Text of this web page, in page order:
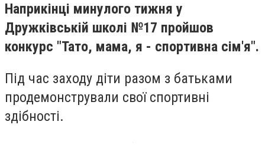
Наприкінці минулого тижня у
Дружківській школі №17 пройшов
конкурс "Тато, мама, я - спортивна сім'я".
Під час заходу діти разом з батьками
продемонстрували свої спортивні
здібності.